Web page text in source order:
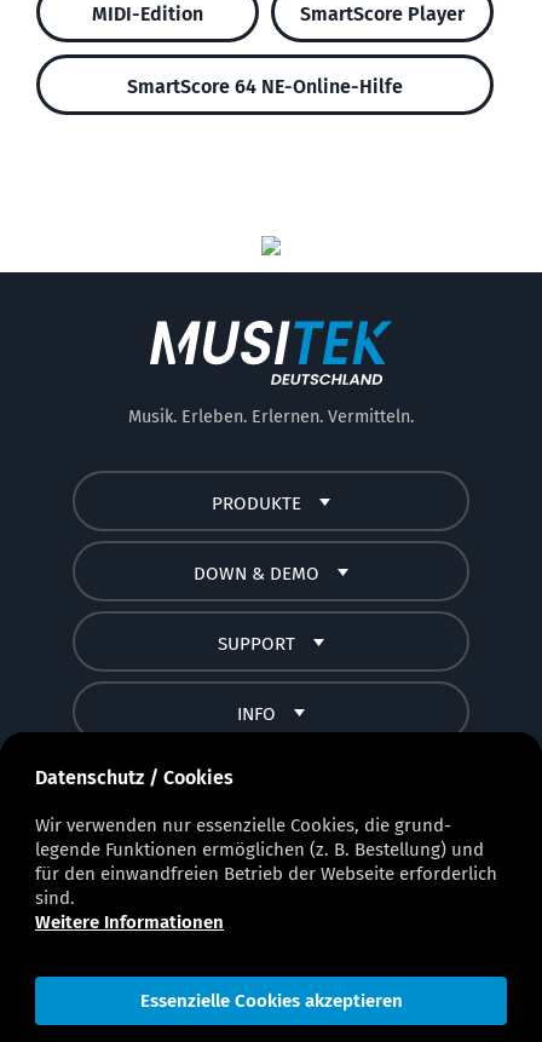
MIDI-Edition SmartScore Player
SmartScore 64 NE-Online-Hilfe
Musik. Erleben. Erlernen. Vermitteln.
PRODUKTE
DOWN & DEMO
SUPPORT
INFO
© 2023 - 2026 Musitek Deutschland Impressum
Datenschutz
Datenschutz / Cookies
Wir verwenden nur essenzielle Cookies, die grund­
legende Funktionen ermöglichen (z. B. Bestellung) und
für den einwand­freien Betrieb der Webseite erforderlich
sind.
Weitere Informationen
Essenzielle Cookies akzeptieren